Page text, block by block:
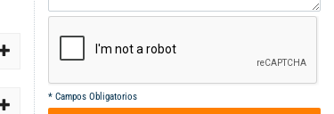
* Campos Obligatorios